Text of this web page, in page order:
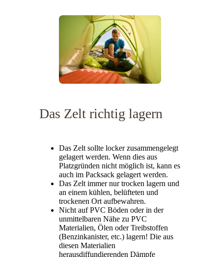
Das Zelt richtig lagern
Das Zelt sollte locker zusammengelegt
gelagert werden. Wenn dies aus
Platzgründen nicht möglich ist, kann es
auch im Packsack gelagert werden.
Das Zelt immer nur trocken lagern und
an einem kühlen, belüfteten und
trockenen Ort aufbewahren.
Nicht auf PVC Böden oder in der
unmittelbaren Nähe zu PVC
Materialien, Ölen oder Treibstoffen
(Benzinkanister, etc.) lagern! Die aus
diesen Materialien
herausdiffundierenden Dämpfe